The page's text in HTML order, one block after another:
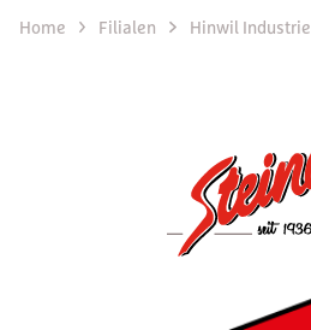
Home Filialen Hinwil Industrie